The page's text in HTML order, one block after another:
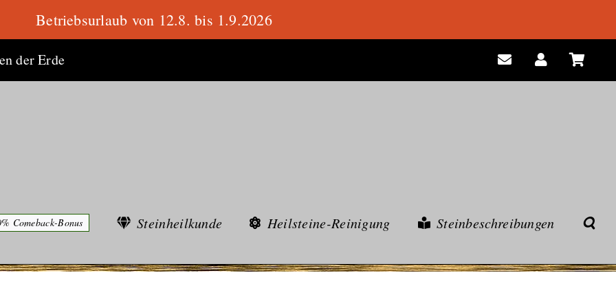
der Erde
Comeback-Bonus Steinheilkunde Heilsteine-Reinigung Steinbeschreibungen
Betriebsurlaub von 12.8. bis 1.9.2026